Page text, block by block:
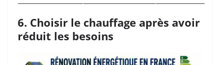
6. Choisir le chauffage après avoir
réduit les besoins